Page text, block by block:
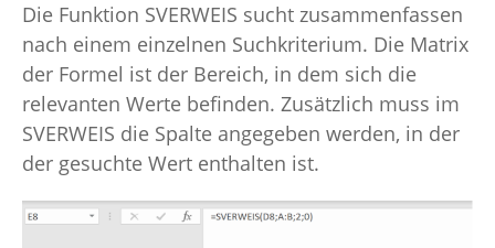
Die Funktion SVERWEIS sucht zusammenfassen
nach einem einzelnen Suchkriterium. Die Matrix
der Formel ist der Bereich, in dem sich die
relevanten Werte befinden. Zusätzlich muss im
SVERWEIS die Spalte angegeben werden, in der
der gesuchte Wert enthalten ist.